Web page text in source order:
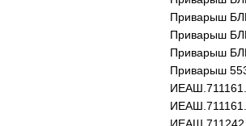
Приварыш
Приварыш
Приварыш
Приварыш